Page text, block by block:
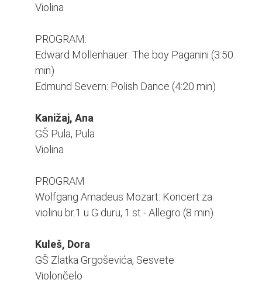
Violina
PROGRAM:
Edward Mollenhauer: The boy Paganini (3:50
min)
Edmund Severn: Polish Dance (4:20 min)
Kanižaj, Ana
GŠ Pula, Pula
Violina
PROGRAM
Wolfgang Amadeus Mozart: Koncert za
violinu br.1 u G duru, 1.st - Allegro (8 min)
Kuleš, Dora
GŠ Zlatka Grgoševića, Sesvete
Violončelo